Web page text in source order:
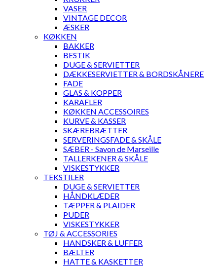
VASER
VINTAGE DECOR
ÆSKER
KØKKEN
BAKKER
BESTIK
DUGE & SERVIETTER
DÆKKESERVIETTER & BORDSKÅNERE
FADE
GLAS & KOPPER
KARAFLER
KØKKEN ACCESSOIRES
KURVE & KASSER
SKÆREBRÆTTER
SERVERINGSFADE & SKÅLE
SÆBER - Savon de Marseille
TALLERKENER & SKÅLE
VISKESTYKKER
TEKSTILER
DUGE & SERVIETTER
HÅNDKLÆDER
TÆPPER & PLAIDER
PUDER
VISKESTYKKER
TØJ & ACCESSORIES
HANDSKER & LUFFER
BÆLTER
HATTE & KASKETTER